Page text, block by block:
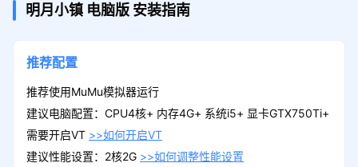
明月小镇 电脑版 安装指南
推荐配置
推荐使用MuMu模拟器运行
建议电脑配置：CPU4核+ 内存4G+ 系统i5+ 显卡GTX750Ti+
需要开启VT >>如何开启VT
建议性能设置：2核2G >>如何调整性能设置